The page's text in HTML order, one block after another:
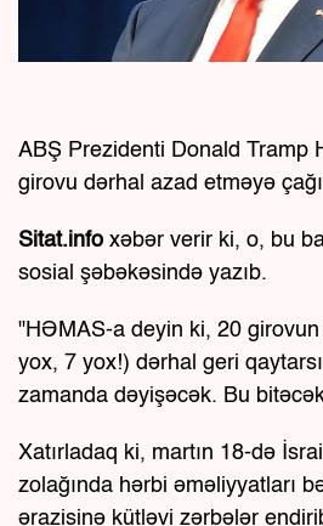
ABŞ Prezidenti Donald Tramp
girovu dərhal azad etməyə
Sitat.info xəbər verir ki, o, bu
sosial şəbəkəsində yazıb.
"HƏMAS-a deyin ki, 20 girovun
yox, 7 yox!) dərhal geri
zamanda dəyişəcək. Bu
Xatırladaq ki, martın 18-də
zolağında hərbi əməliyyatları
ərazisinə kütləvi zərbələr